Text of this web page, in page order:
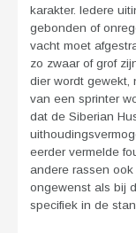
karakter. Iedere
gebonden of
vacht moet
zo zwaar of grof
dier wordt gewekt,
van een sprinter
dat de Siberian
eerder vermelde
andere rassen
ongewenst als bij
specifiek in de